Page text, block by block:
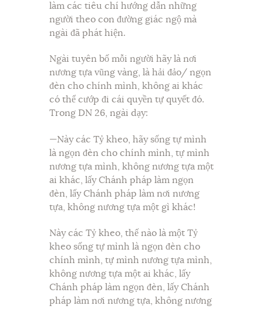
làm các tiêu chí hướng dẫn những
người theo con đường giác ngộ mà
ngài đã phát hiện.
Ngài tuyên bố mỗi người hãy là nơi
nương tựa vũng vàng, là hải đảo/ ngọn
đèn cho chính mình, không ai khác
có thể cướp đi cái quyền tự quyết đó.
Trong DN 26, ngài dạy:
—Này các Tỷ kheo, hãy sống tự mình
là ngọn đèn cho chính mình, tự mình
nương tựa mình, không nương tựa một
ai khác, lấy Chánh pháp làm ngọn
đèn, lấy Chánh pháp làm nơi nương
tựa, không nương tựa một gì khác!
Này các Tỷ kheo, thế nào là một Tỷ
kheo sống tự mình là ngọn đèn cho
chính mình, tự mình nương tựa mình,
không nương tựa một ai khác, lấy
Chánh pháp làm ngọn đèn, lấy Chánh
pháp làm nơi nương tựa, không nương